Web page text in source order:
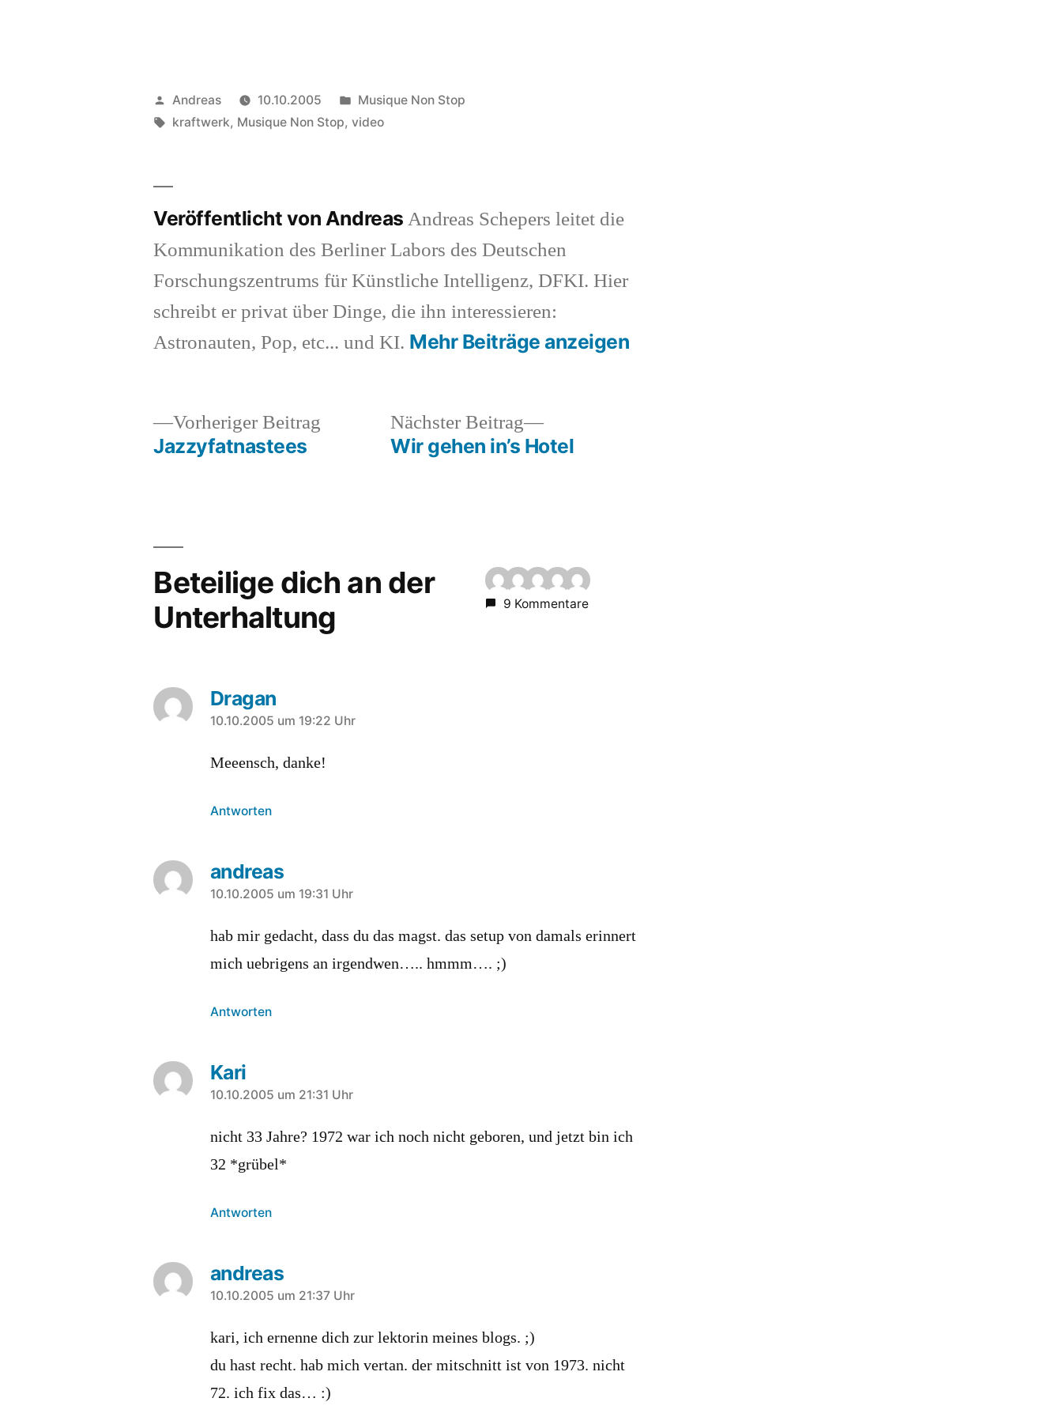
Veröffentlicht
von
Andreas 10.10.2005
Veröffentlicht
in
Musique Non Stop
Schlagwörter:
kraftwerk, Musique Non Stop,video
Veröffentlicht von Andreas Andreas Schepers leitet die
Kommunikation des Berliner Labors des Deutschen
Forschungszentrums für Künstliche Intelligenz, DFKI. Hier
schreibt er privat über Dinge, die ihn interessieren:
Astronauten, Pop, etc... und KI. Mehr Beiträge anzeigen
Beitragsnavigation
Vorheriger Beitrag Vorheriger
Jazzyfatnastees
Nächster Beitrag
Nächster
Beitrag:
Wir gehen in’s Hotel
Beteilige dich an der
Unterhaltung
9 Kommentare
Dragan
sagt:
10.10.2005 um 19:22 Uhr
Meeensch, danke!
Antworten
andreas
sagt:
10.10.2005 um 19:31 Uhr
hab mir gedacht, dass du das magst. das setup von damals erinnert
mich uebrigens an irgendwen….. hmmm…. ;)
Antworten
Kari
sagt:
10.10.2005 um 21:31 Uhr
nicht 33 Jahre? 1972 war ich noch nicht geboren, und jetzt bin ich
32 *grübel*
Antworten
andreas
sagt:
10.10.2005 um 21:37 Uhr
kari, ich ernenne dich zur lektorin meines blogs. ;)
du hast recht. hab mich vertan. der mitschnitt ist von 1973. nicht
72. ich fix das… :)